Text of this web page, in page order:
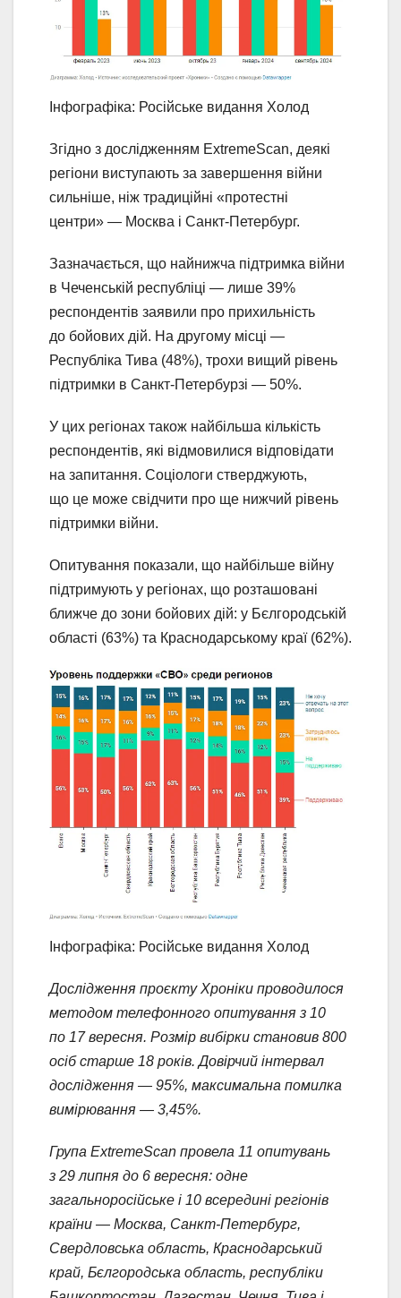
Інфографіка: Російське видання Холод
Згідно з дослідженням ExtremeScan, деякі
регіони виступають за завершення війни
сильніше, ніж традиційні «протестні
центри» — Москва і Санкт-Петербург.
Зазначається, що найнижча підтримка війни
в Чеченській республіці — лише 39%
респондентів заявили про прихильність
до бойових дій. На другому місці —
Республіка Тива (48%), трохи вищий рівень
підтримки в Санкт-Петербурзі — 50%.
У цих регіонах також найбільша кількість
респондентів, які відмовилися відповідати
на запитання. Соціологи стверджують,
що це може свідчити про ще нижчий рівень
підтримки війни.
Опитування показали, що найбільше війну
підтримують у регіонах, що розташовані
ближче до зони бойових дій: у Бєлгородській
області (63%) та Краснодарському краї (62%).
Інфографіка: Російське видання Холод
Дослідження проєкту Хроніки проводилося
методом телефонного опитування з 10
по 17 вересня. Розмір вибірки становив 800
осіб старше 18 років. Довірчий інтервал
дослідження — 95%, максимальна помилка
вимірювання — 3,45%.
Група ExtremeScan провела 11 опитувань
з 29 липня до 6 вересня: одне
загальноросійське і 10 всередині регіонів
країни — Москва, Санкт-Петербург,
Свердловська область, Краснодарський
край, Бєлгородська область, республіки